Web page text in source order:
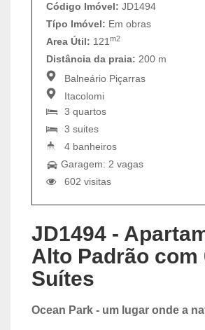
Código Imóvel: JD1494
Típo Imóvel: Em obras
Area Útil: 121m2
Distância da praia: 200 m
Balneário Piçarras
Itacolomi
3 quartos
3 suites
4 banheiros
Garagem: 2 vagas
602 visitas
JD1494 -
Alto Padrão com
Suítes
Ocean Park - um lugar onde a